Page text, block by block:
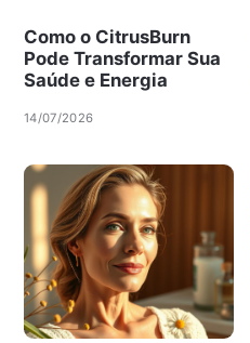
Como o CitrusBurn
Pode Transformar Sua
Saúde e Energia
14/07/2026